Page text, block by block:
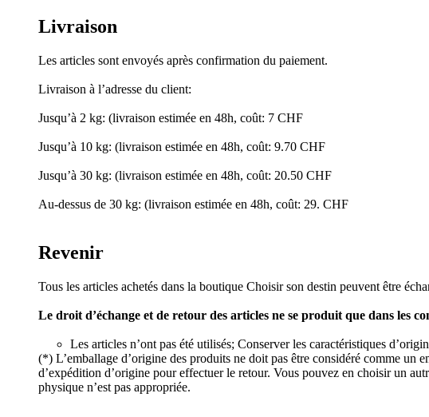
Livraison
Les articles sont envoyés après confirmation du paiement.
Livraison à l’adresse du client:
Jusqu’à 2 kg: (livraison estimée en 48h, coût: 7 CHF
Jusqu’à 10 kg: (livraison estimée en 48h, coût: 9.70 CHF
Jusqu’à 30 kg: (livraison estimée en 48h, coût: 20.50 CHF
Au-dessus de 30 kg: (livraison estimée en 48h, coût: 29. CHF
Revenir
Tous les articles achetés dans la boutique Choisir son destin peuvent être
Le droit d’échange et de retour des articles ne se produit que dans les
Les articles n’ont pas été utilisés; Conserver les caractéristiques
(*) L’emballage d’origine des produits ne doit pas être considéré comme un
d’expédition d’origine pour effectuer le retour. Vous pouvez en choisir un
physique n’est pas appropriée.